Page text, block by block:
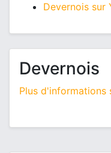
Devernois sur
Devernois
Plus d'informations